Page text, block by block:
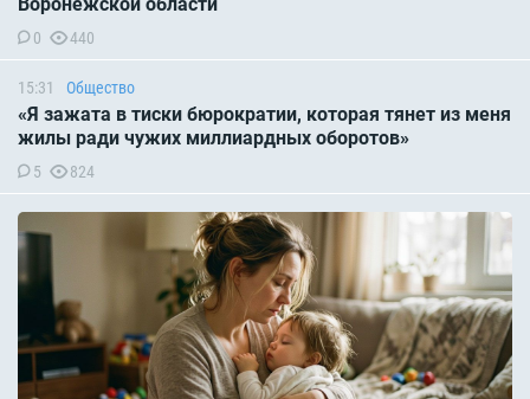
0 440
15:31 Общество
«Я зажата в тиски бюрократии, которая тянет из меня
жилы ради чужих миллиардных оборотов»
5 824